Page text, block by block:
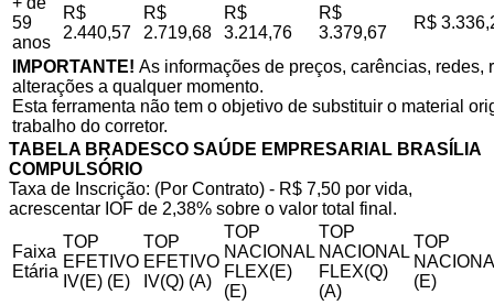
59
anos
R$
2.440,57
R$
2.719,68
R$
3.214,76
R$
3.379,67
R$
IMPORTANTE! As informações de preços, carências,
alterações a qualquer momento.
Esta ferramenta não tem o objetivo de substituir o material
trabalho do corretor.
TABELA BRADESCO SAÚDE EMPRESARIAL BRASÍLIA
COMPULSÓRIO
Taxa de Inscrição: (Por Contrato) - R$ 7,50 por vida,
acrescentar IOF de 2,38% sobre o valor total final.
Faixa
Etária
TOP
EFETIVO
IV(E) (E)
TOP
EFETIVO
IV(Q) (A)
TOP
NACIONAL
FLEX(E)
(E)
TOP
NACIONAL
FLEX(Q)
(A)
TOP
(E)